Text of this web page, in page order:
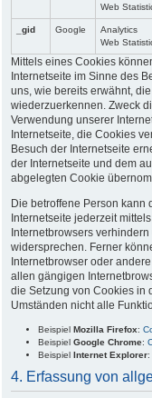
Web
_gid Google
Analytics
Web
Mittels eines Cookies
Internetseite im Sinne des
uns, wie bereits erwähnt,
wiederzuerkennen. Zweck
Verwendung unserer
Internetseite, die Cookies
Besuch der Internetseite
der Internetseite und dem
abgelegten Cookie
Die betroffene Person kann
Internetseite jederzeit
Internetbrowsers
widersprechen. Ferner
Internetbrowser oder
allen gängigen
die Setzung von Cookies in
Umständen nicht alle
Beispiel Mozilla Firefox:
Beispiel Google Chrome:
Beispiel Internet Explorer:
4. Erfassung von